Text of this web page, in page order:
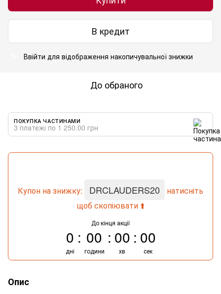
В кредит
Ввійти для відображення накопичувальної знижки
До обраного
ПОКУПКА ЧАСТИНАМИ
3 платежі по 1 250.00 грн
Купон на знижку: DRCLAUDERS20
натисніть
щоб скопіювати ⬆️
До кінця акції
0
дні
00
години
00
хв
00
сек
Опис